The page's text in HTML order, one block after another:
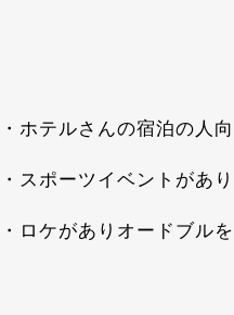
・ホテルさんの宿泊の人
・スポーツイベントがあ
・ロケがありオードブル